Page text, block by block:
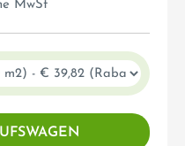
MwSt